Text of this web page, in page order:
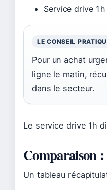
Service drive 1
LE CONSEIL
Pour un achat
ligne le matin,
dans le secteur.
Le service drive 1h
Comparaison
Un tableau